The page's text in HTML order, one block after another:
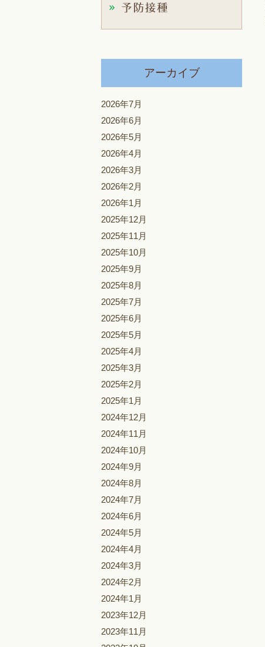
アーカイブ
2026年7月
2026年6月
2026年5月
2026年4月
2026年3月
2026年2月
2026年1月
2025年12月
2025年11月
2025年10月
2025年9月
2025年8月
2025年7月
2025年6月
2025年5月
2025年4月
2025年3月
2025年2月
2025年1月
2024年12月
2024年11月
2024年10月
2024年9月
2024年8月
2024年7月
2024年6月
2024年5月
2024年4月
2024年3月
2024年2月
2024年1月
2023年12月
2023年11月